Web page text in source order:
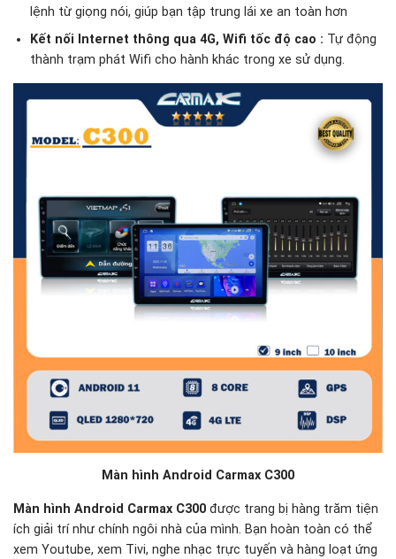
lệnh từ giọng nói, giúp bạn tập trung lái xe an toàn hơn
Kết nối Internet thông qua 4G, Wifi tốc độ cao : Tự động
thành trạm phát Wifi cho hành khác trong xe sử dụng.
Màn hình Android Carmax C300
Màn hình Android Carmax C300 được trang bị hàng trăm tiện
ích giải trí như chính ngôi nhà của mình. Bạn hoàn toàn có thể
xem Youtube, xem Tivi, nghe nhạc trực tuyến và hàng loạt ứng